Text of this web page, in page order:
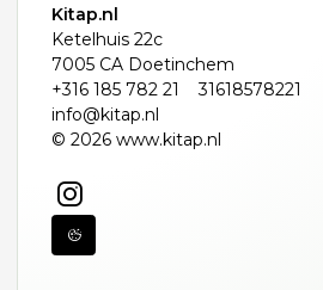
Kitap.nl
Ketelhuis 22c
7005 CA Doetinchem
+316 185 782 21
31618578221
info@kitap.nl
© 2026 www.kitap.nl